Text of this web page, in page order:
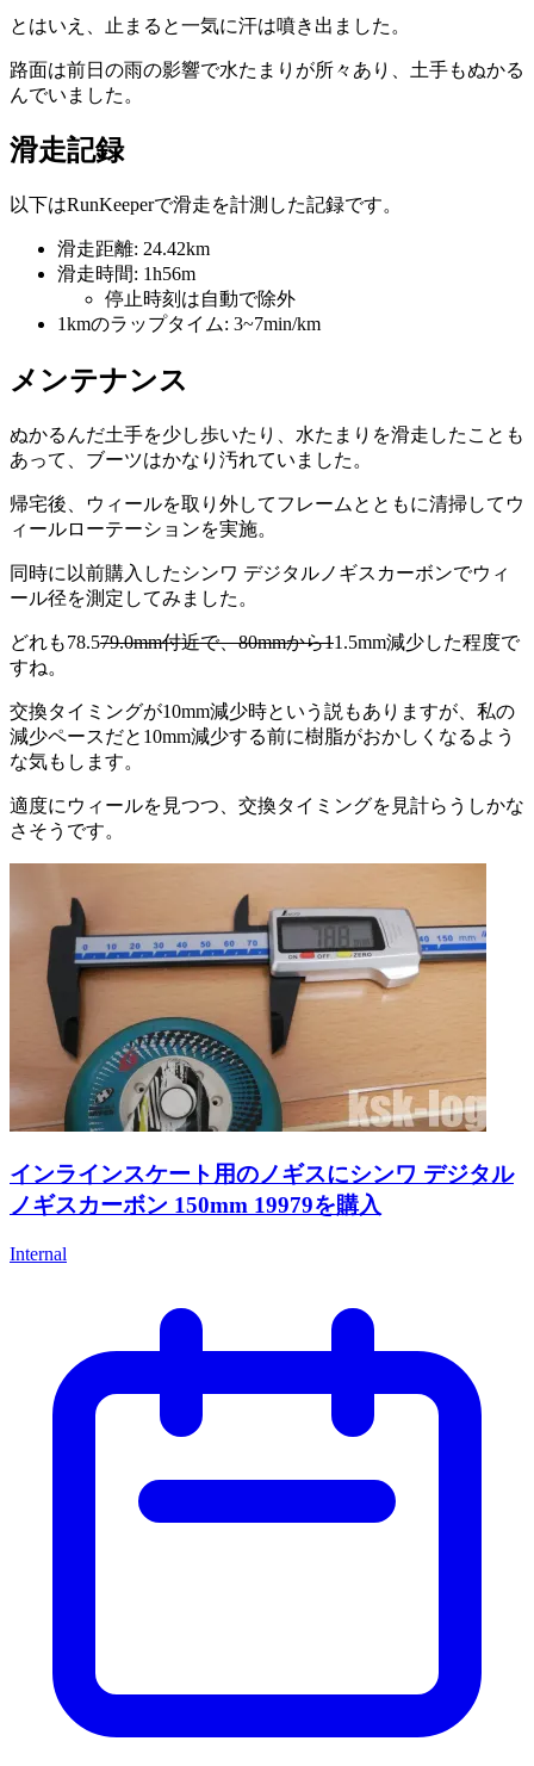
とはいえ、止まると一気に汗は噴き出ました。
路面は前日の雨の影響で水たまりが所々あり、土手もぬかる
んでいました。
滑走記録
以下はRunKeeperで滑走を計測した記録です。
滑走距離: 24.42km
滑走時間: 1h56m
停止時刻は自動で除外
1kmのラップタイム: 3~7min/km
メンテナンス
ぬかるんだ土手を少し歩いたり、水たまりを滑走したことも
あって、ブーツはかなり汚れていました。
帰宅後、ウィールを取り外してフレームとともに清掃してウ
ィールローテーションを実施。
同時に以前購入したシンワ デジタルノギスカーボンでウィ
ール径を測定してみました。
どれも78.579.0mm付近で、80mmから11.5mm減少した程度で
すね。
交換タイミングが10mm減少時という説もありますが、私の
減少ペースだと10mm減少する前に樹脂がおかしくなるよう
な気もします。
適度にウィールを見つつ、交換タイミングを見計らうしかな
さそうです。
インラインスケート用のノギスにシンワ デジタル
ノギスカーボン 150mm 19979を購入
Internal